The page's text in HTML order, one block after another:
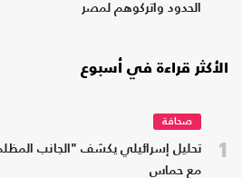
الحدود واتركوهم لمصر
الأكثر قراءة في أسبوع
1
صحافة
تحليل إسرائيلي يكشف "الجانب
مع حماس